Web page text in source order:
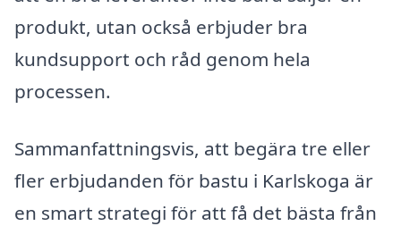
produkt, utan också erbjuder bra
kundsupport och råd genom hela
processen.
Sammanfattningsvis, att begära tre eller
fler erbjudanden för bastu i Karlskoga är
en smart strategi för att få det bästa från